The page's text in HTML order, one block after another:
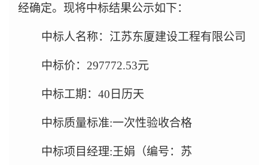
经确定。现将中标结果公示如下：
中标人名称：江苏东厦建设工程有限公司
中标价：297772.53元
中标工期：40日历天
中标质量标准:一次性验收合格
中标项目经理:王娟（编号：苏